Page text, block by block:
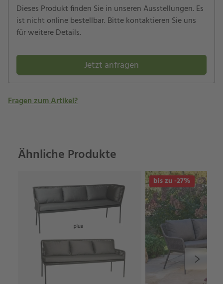
Dieses Produkt finden Sie in unseren Ausstellungen. Es
ist nicht online bestellbar. Bitte kontaktieren Sie uns
für weitere Details.
Jetzt anfragen
Fragen zum Artikel?
Ähnliche Produkte
bis zu -27%